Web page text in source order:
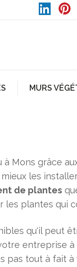
MURS
Mons grâce
les
de plantes
les plantes qui
qu'il peut
entreprise
tout à fait